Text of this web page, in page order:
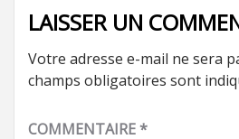
LAISSER UN
Votre adresse e-mail ne sera
champs obligatoires sont
COMMENTAIRE*